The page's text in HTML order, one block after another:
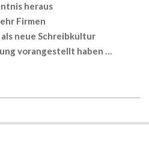
heraus
Firmen
neue Schreibkultur
vorangestellt haben …